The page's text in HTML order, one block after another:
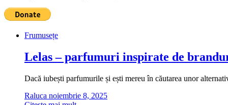
Frumusețe
Lelas – parfumuri inspirate de
Dacă iubești parfumurile și ești mereu în căutarea unor
Raluca noiembrie 8, 2025